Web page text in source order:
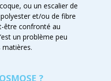
ou un escalier de
et/ou de fibre
être confronté au
un problème peu
matières.
?